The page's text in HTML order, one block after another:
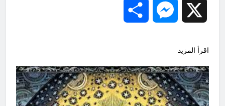
Messenger
اقرأ المزيد